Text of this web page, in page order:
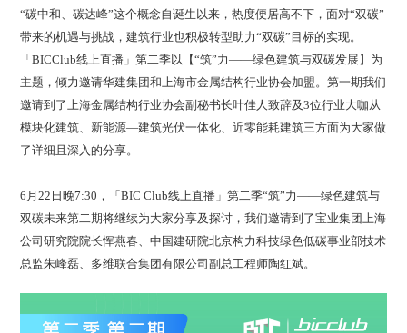
“碳中和、碳达峰”这个概念自诞生以来，热度便居高不下，面对“双碳”
带来的机遇与挑战，建筑行业也积极转型助力“双碳”目标的实现。
「BICClub线上直播」第二季以【“筑”力——绿色建筑与双碳发展】为
主题，倾力邀请华建集团和上海市金属结构行业协会加盟。第一期我们
邀请到了上海金属结构行业协会副秘书长叶佳人致辞及3位行业大咖从
模块化建筑、新能源—建筑光伏一体化、近零能耗建筑三方面为大家做
了详细且深入的分享。
6月22日晚7:30，「BIC Club线上直播」第二季“筑”力——绿色建筑与
双碳未来第二期将继续为大家分享及探讨，我们邀请到了宝业集团上海
公司研究院院长恽燕春、中国建研院北京构力科技绿色低碳事业部技术
总监朱峰磊、多维联合集团有限公司副总工程师陶红斌。